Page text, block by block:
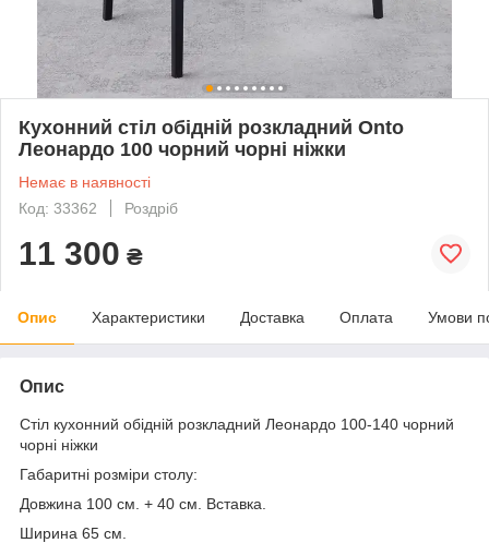
Кухонний стіл обідній розкладний Onto
Леонардо 100 чорний чорні ніжки
Немає в наявності
Код: 33362
Роздріб
11 300 ₴
Опис Характеристики Доставка Оплата Умови
Опис
Стіл кухонний обідній розкладний Леонардо 100-140 чорний
чорні ніжки
Габаритні розміри столу:
Довжина 100 см. + 40 см. Вставка.
Ширина 65 см.